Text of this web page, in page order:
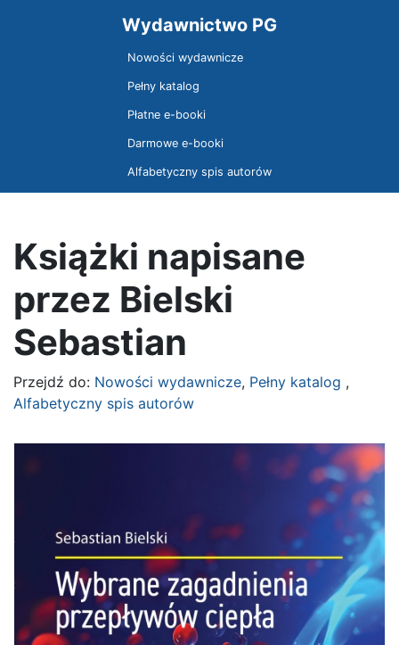
Wydawnictwo PG
Nowości wydawnicze
Pełny katalog
Płatne e-booki
Darmowe e-booki
Alfabetyczny spis autorów
Książki napisane
przez Bielski
Sebastian
Przejdź do: Nowości wydawnicze, Pełny katalog ,
Alfabetyczny spis autorów